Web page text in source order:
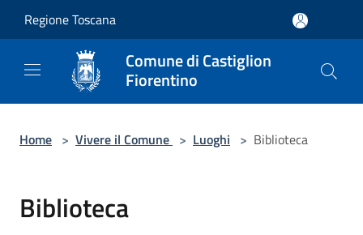
Regione Toscana
Comune di Castiglion
Fiorentino
Home > Vivere il Comune > Luoghi > Biblioteca
Biblioteca